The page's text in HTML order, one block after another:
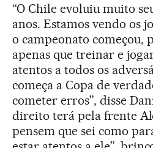
“O Chile evoluiu muito
anos. Estamos vendo os
o campeonato começou,
apenas que treinar e
atentos a todos os
começa a Copa de
cometer erros”, disse
direito terá pela frente
pensem que sei como